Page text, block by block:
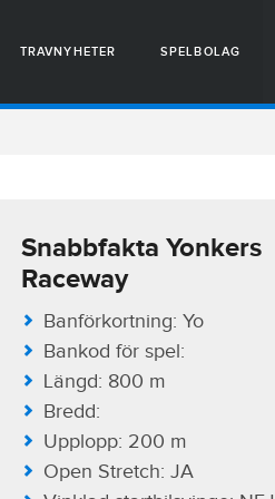
TRAVNYHETER SPELBOLAG
Snabbfakta Yonkers
Raceway
Banförkortning: Yo
Bankod för spel:
Längd: 800 m
Bredd:
Upplopp: 200 m
Open Stretch: JA